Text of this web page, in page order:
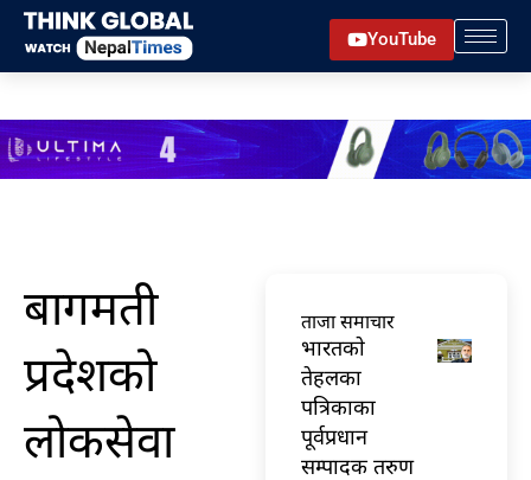
Skip
content
YouTube
बागमती
प्रदेशको
लोकसेवा
ताजा समाचार
भारतकाे
तेहलका
पत्रिकाका
पूर्वप्रधान
सम्पादक तरुण